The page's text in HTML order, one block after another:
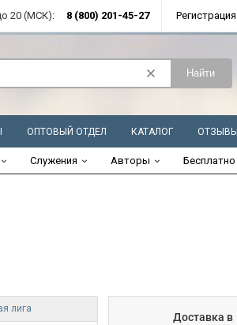
20 (МСК): 8 (800) 201-45-27 Регистрация
Найти
ОПТОВЫЙ ОТДЕЛ КАТАЛОГ ОТЗЫВЫ
Служения Авторы Бесплатно
лига
Доставка в